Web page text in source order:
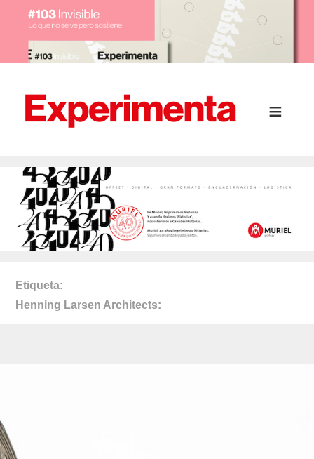
Etiqueta
Henning Larsen Architects